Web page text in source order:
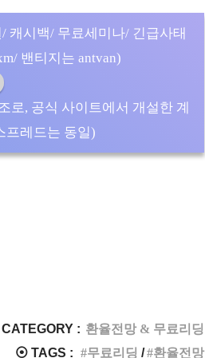
캐시백/ 무료세미나/ 긴급사태
밴티지는 antvan)
로, 공식 사이트에서 개설한 계
프레드는 동일)
: 환율전망 & 무료리딩
⦿ TAGS :
무료리딩 환율전망